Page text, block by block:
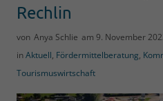
Rechlin
von Anya Schlie am 9. November
inAktuell, Fördermittelberatung,
Tourismuswirtschaft